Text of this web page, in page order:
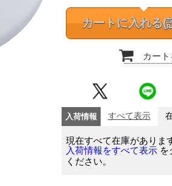
カートに入れる(
カー
入荷情報 すべて表示
現在すべて在庫がありま
入荷情報をすべて表示 を
ください。